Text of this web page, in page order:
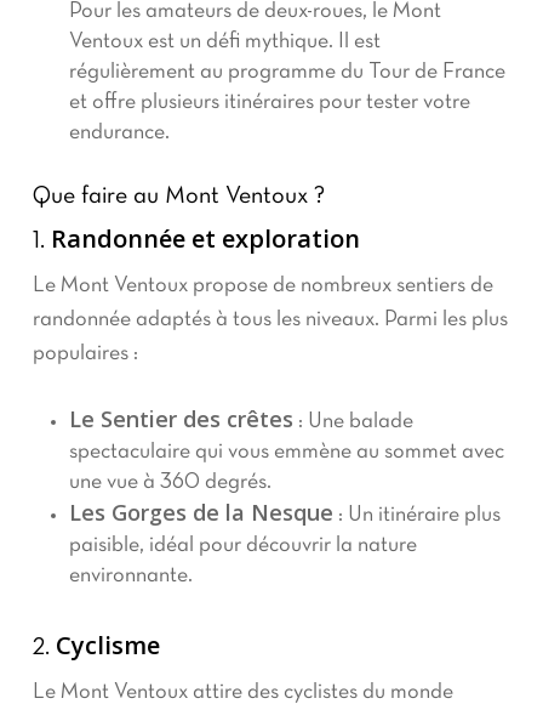
Pour les amateurs de deux-roues, le Mont
Ventoux est un défi mythique. Il est
régulièrement au programme du Tour de France
et offre plusieurs itinéraires pour tester votre
endurance.
Que faire au Mont Ventoux ?
1. Randonnée et exploration
Le Mont Ventoux propose de nombreux sentiers de
randonnée adaptés à tous les niveaux. Parmi les plus
populaires :
Le Sentier des crêtes : Une balade
spectaculaire qui vous emmène au sommet avec
une vue à 360 degrés.
Les Gorges de la Nesque : Un itinéraire plus
paisible, idéal pour découvrir la nature
environnante.
2. Cyclisme
Le Mont Ventoux attire des cyclistes du monde